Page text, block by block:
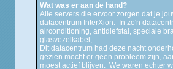
Wat was er aan de hand?
Alle servers die ervoor zorgen dat je
datacentrum InterXion. In zo'n
airconditioning, antidiefstal, speciale
glasvezelkabel,...
Dit datacentrum had deze nacht
gezien mocht er geen probleem zijn,
moest actief blijven. We waren echter